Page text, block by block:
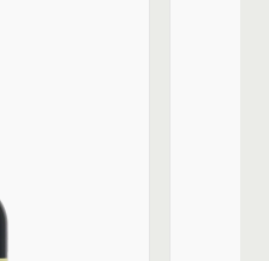
du consultant en
il s’est doté d’un
une surface de 5 000
un second-vin du plus